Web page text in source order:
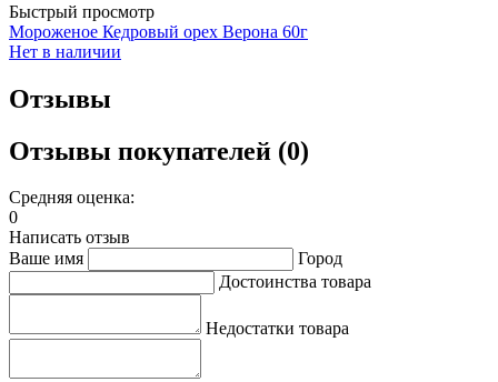
Быстрый просмотр
Мороженое Кедровый орех Верона 60г
Нет в наличии
Отзывы
Отзывы покупателей (0)
Средняя оценка:
0
Написать отзыв
Ваше имя
Город
Достоинства товара
Недостатки товара